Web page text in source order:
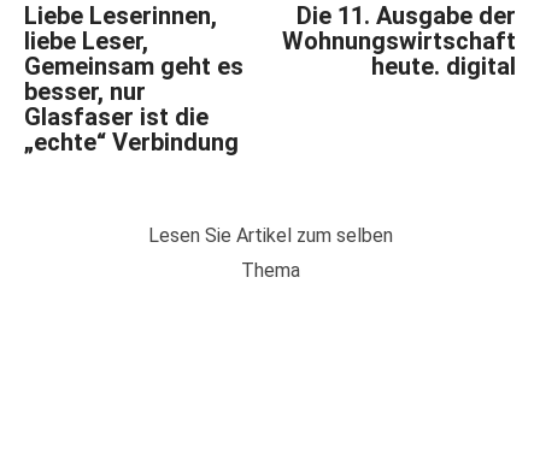
Liebe Leserinnen,
liebe Leser,
Gemeinsam geht es
besser, nur
Glasfaser ist die
„echte“ Verbindung
Die 11. Ausgabe der
Wohnungswirtschaft
heute. digital
Lesen Sie Artikel zum selben
Thema